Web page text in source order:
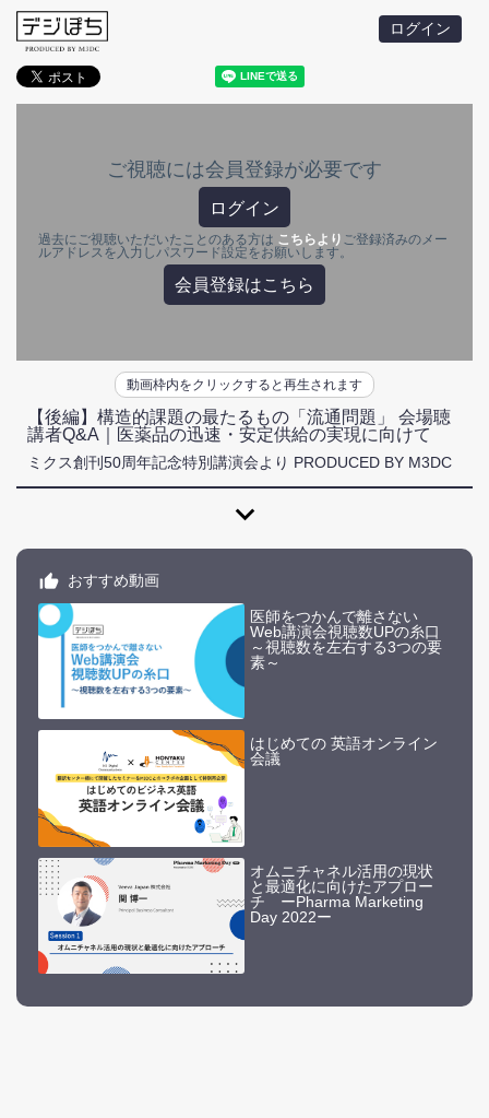
ログイン
ご視聴には会員登録が必要です
ログイン
過去にご視聴いただいたことのある方は こちらより ご登録済みのメー
ルアドレスを入力しパスワード設定をお願いします。
会員登録はこちら
動画枠内をクリックすると再生されます
【後編】構造的課題の最たるもの「流通問題」 会場聴
講者Q&A｜医薬品の迅速・安定供給の実現に向けて
ミクス創刊50周年記念特別講演会より PRODUCED BY M3DC
expand_more
おすすめ動画
医師をつかんで離さない
Web講演会視聴数UPの糸口
～視聴数を左右する3つの要
素～
はじめての 英語オンライン
会議
オムニチャネル活用の現状
と最適化に向けたアプロー
チ ーPharma Marketing
Day 2022ー